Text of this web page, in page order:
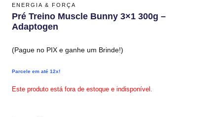
ENERGIA & FORÇA
Pré Treino Muscle Bunny 3×1 300g –
Adaptogen
(Pague no PIX e ganhe um Brinde!)
Parcele em até 12x!
Este produto está fora de estoque e indisponível.